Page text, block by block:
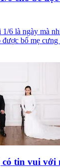
6 là ngày mà
bố mẹ
có tin vui